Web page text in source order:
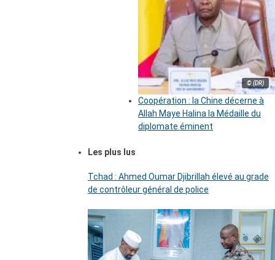
© (DR)
Coopération : la Chine décerne à
Allah Maye Halina la Médaille du
diplomate éminent
Les plus lus
Tchad : Ahmed Oumar Djibrillah élevé au grade
de contrôleur général de police